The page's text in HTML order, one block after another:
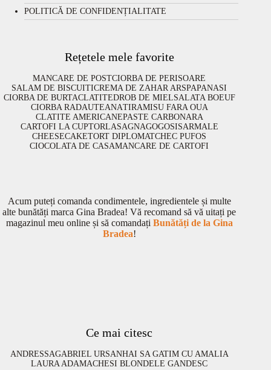
POLITICĂ DE CONFIDENȚIALITATE
Rețetele mele favorite
MANCARE DE POSTCIORBA DE PERISOARE
SALAM DE BISCUITICREMA DE ZAHAR ARSPAPANASI
CIORBA DE BURTACLATITEDROB DE MIELSALATA BOEUF
CIORBA RADAUTEANATIRAMISU FARA OUA
CLATITE AMERICANEPASTE CARBONARA
CARTOFI LA CUPTORLASAGNAGOGOSISARMALE
CHEESECAKETORT DIPLOMATCHEC PUFOS
CIOCOLATA DE CASAMANCARE DE CARTOFI
Acum puteți comanda condimentele, ingredientele și multe
alte bunătăți marca Gina Bradea! Vă recomand să vă uitați pe
magazinul meu online și să comandați Bunătăți de la Gina
Bradea!
Ce mai citesc
ANDRESSAGABRIEL URSANHAI SA GATIM CU AMALIA
LAURA ADAMACHESI BLONDELE GANDESC